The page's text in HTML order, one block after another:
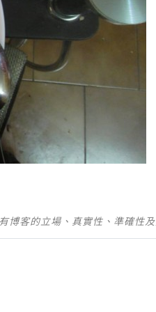
客的立場、真實性、準確性